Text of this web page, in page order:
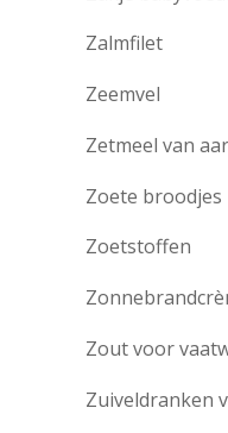
Zalmfilet
Zeemvel
Zoete broodjes
Zoetstoffen
Zout voor